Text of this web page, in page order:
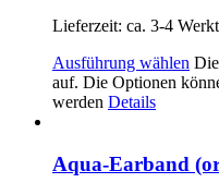
Lieferzeit: ca. 3-4
Ausführung wählen
auf. Die Optionen
werden Details
Aqua-Earband